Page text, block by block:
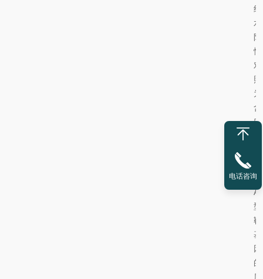
纯
水
阳
性
对
照
为
含
口
毒
A
型
靶
基
因
的
质
电话咨询